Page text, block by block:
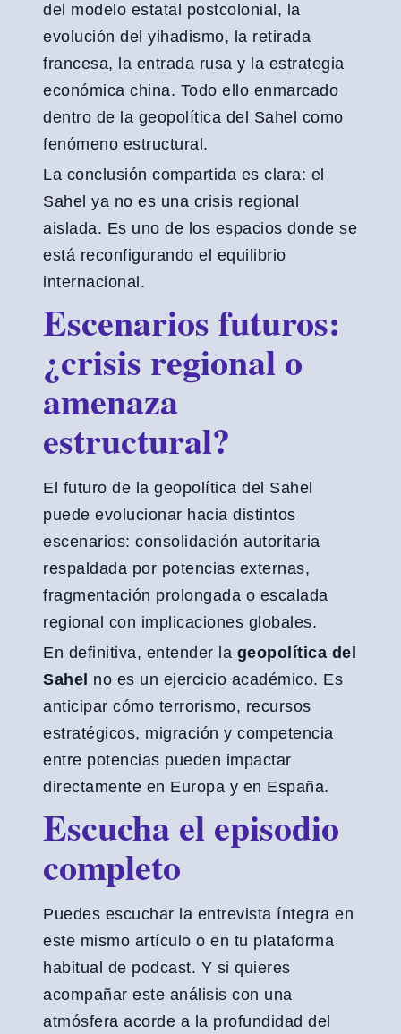
del modelo estatal postcolonial, la
evolución del yihadismo, la retirada
francesa, la entrada rusa y la estrategia
económica china. Todo ello enmarcado
dentro de la geopolítica del Sahel como
fenómeno estructural.
La conclusión compartida es clara: el
Sahel ya no es una crisis regional
aislada. Es uno de los espacios donde se
está reconfigurando el equilibrio
internacional.
Escenarios futuros:
¿crisis regional o
amenaza
estructural?
El futuro de la geopolítica del Sahel
puede evolucionar hacia distintos
escenarios: consolidación autoritaria
respaldada por potencias externas,
fragmentación prolongada o escalada
regional con implicaciones globales.
En definitiva, entender la geopolítica del
Sahel no es un ejercicio académico. Es
anticipar cómo terrorismo, recursos
estratégicos, migración y competencia
entre potencias pueden impactar
directamente en Europa y en España.
Escucha el episodio
completo
Puedes escuchar la entrevista íntegra en
este mismo artículo o en tu plataforma
habitual de podcast. Y si quieres
acompañar este análisis con una
atmósfera acorde a la profundidad del